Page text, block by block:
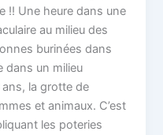
!! Une heure dans une
au milieu des
burinées dans
dans un milieu
la grotte de
et animaux. C’est
les poteries